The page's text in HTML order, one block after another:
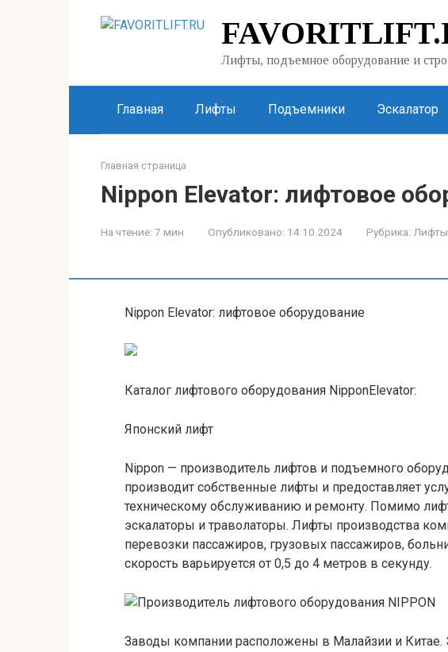
Лифты, подъемное оборудование и
Главная Лифты Подъемники Эскалатор
Главная страница
Nippon Elevator: лифтовое
На чтение: 7 мин Опубликовано: 14.10.2024 Рубрика: Лифты
Nippon Elevator: лифтовое оборудование
Каталог лифтового оборудования NipponElevator:
Японский лифт
Nippon — производитель лифтов и подъемного
производит собственные лифты и предоставляет
техническому обслуживанию и ремонту. Помимо
эскалаторы и траволаторы. Лифты производства
перевозки пассажиров, грузовых пассажиров,
скорость варьируется от 0,5 до 4 метров в секунду.
Заводы компании расположены в Малайзии и